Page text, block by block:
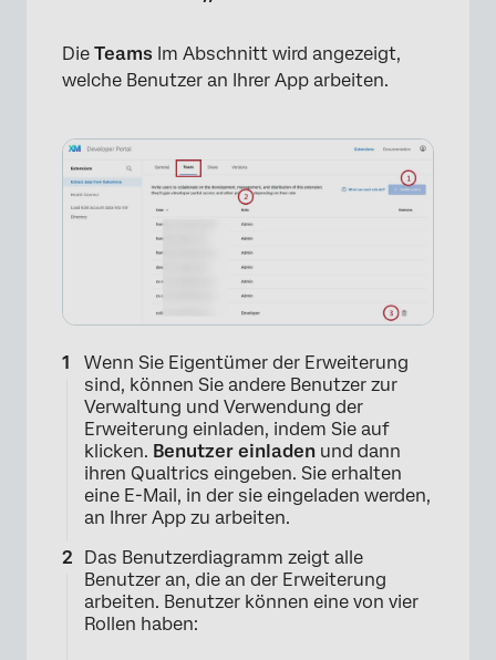
Die Teams Im Abschnitt wird angezeigt,
welche Benutzer an Ihrer App arbeiten.
Wenn Sie Eigentümer der Erweiterung
sind, können Sie andere Benutzer zur
Verwaltung und Verwendung der
Erweiterung einladen, indem Sie auf
klicken. Benutzer einladen und dann
ihren Qualtrics eingeben. Sie erhalten
eine E-Mail, in der sie eingeladen werden,
an Ihrer App zu arbeiten.
Das Benutzerdiagramm zeigt alle
Benutzer an, die an der Erweiterung
arbeiten. Benutzer können eine von vier
Rollen haben: